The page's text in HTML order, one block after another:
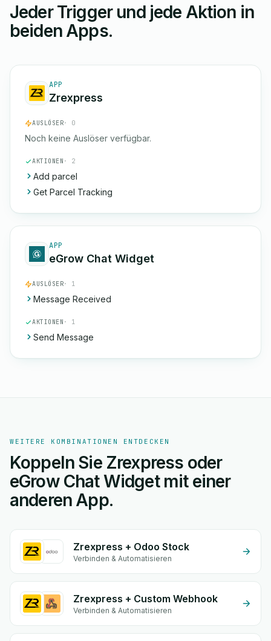
Jeder Trigger und jede Aktion in
beiden Apps.
APP
Zrexpress
AUSLÖSER· 0
Noch keine Auslöser verfügbar.
AKTIONEN · 2
Add parcel
Get Parcel Tracking
APP
eGrow Chat Widget
AUSLÖSER· 1
Message Received
AKTIONEN · 1
Send Message
WEITERE KOMBINATIONEN ENTDECKEN
Koppeln Sie Zrexpress oder
eGrow Chat Widget mit einer
anderen App.
Zrexpress + Odoo Stock
Verbinden & Automatisieren
Zrexpress + Custom Webhook
Verbinden & Automatisieren